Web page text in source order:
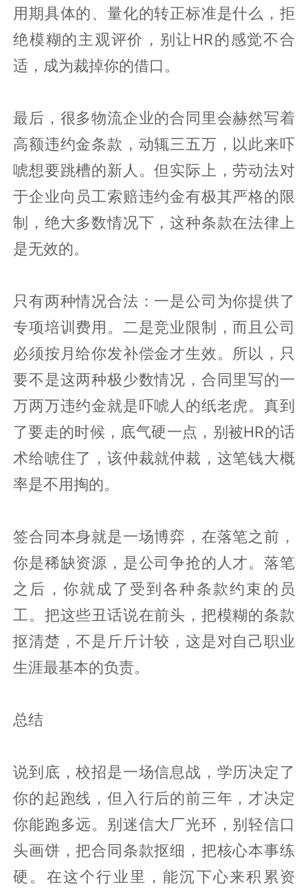
用期具体的、量化的转正标准是什么，拒
绝模糊的主观评价，别让HR的感觉不合
适，成为裁掉你的借口。
最后，很多物流企业的合同里会赫然写着
高额违约金条款，动辄三五万，以此来吓
唬想要跳槽的新人。但实际上，劳动法对
于企业向员工索赔违约金有极其严格的限
制，绝大多数情况下，这种条款在法律上
是无效的。
只有两种情况合法：一是公司为你提供了
专项培训费用。二是竞业限制，而且公司
必须按月给你发补偿金才生效。所以，只
要不是这两种极少数情况，合同里写的一
万两万违约金就是吓唬人的纸老虎。真到
了要走的时候，底气硬一点，别被HR的话
术给唬住了，该仲裁就仲裁，这笔钱大概
率是不用掏的。
签合同本身就是一场博弈，在落笔之前，
你是稀缺资源，是公司争抢的人才。落笔
之后，你就成了受到各种条款约束的员
工。把这些丑话说在前头，把模糊的条款
抠清楚，不是斤斤计较，这是对自己职业
生涯最基本的负责。
总结
说到底，校招是一场信息战，学历决定了
你的起跑线，但入行后的前三年，才决定
你能跑多远。别迷信大厂光环，别轻信口
头画饼，把合同条款抠细，把核心本事练
硬。在这个行业里，能沉下心来积累资